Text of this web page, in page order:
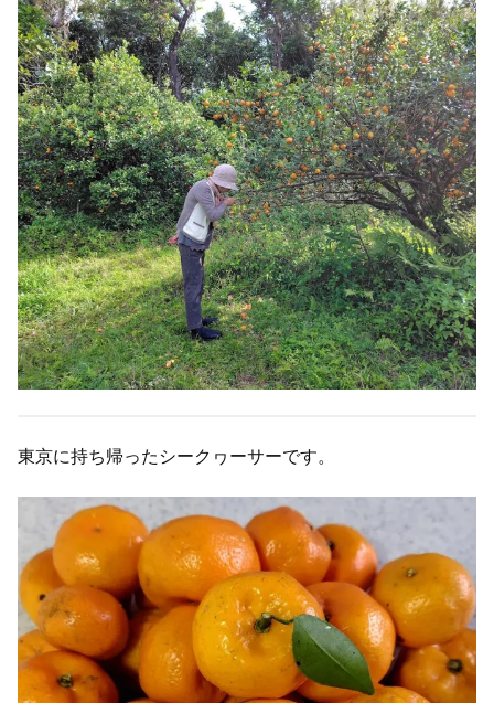
東京に持ち帰ったシークヮーサーです。